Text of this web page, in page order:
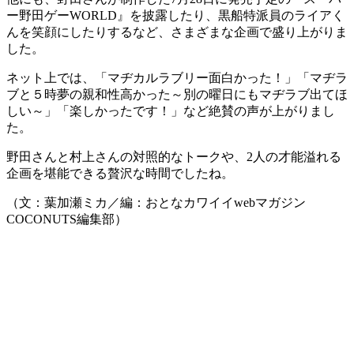
ー野田ゲーWORLD』を披露したり、黒船特派員のライアく
んを笑顔にしたりするなど、さまざまな企画で盛り上がりま
した。
ネット上では、「マヂカルラブリー面白かった！」「マヂラ
ブと５時夢の親和性高かった～別の曜日にもマヂラブ出てほ
しい～」「楽しかったです！」など絶賛の声が上がりまし
た。
野田さんと村上さんの対照的なトークや、2人の才能溢れる
企画を堪能できる贅沢な時間でしたね。
（文：葉加瀬ミカ／編：おとなカワイイwebマガジン
COCONUTS編集部）